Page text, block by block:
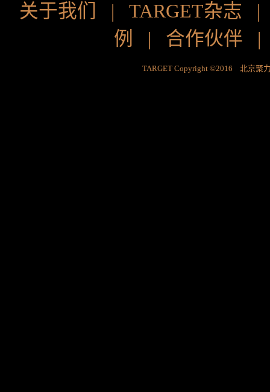
关于我们 | TARGET杂志
例
| 合作伙伴
TARGET Copyright ©2016 北京聚